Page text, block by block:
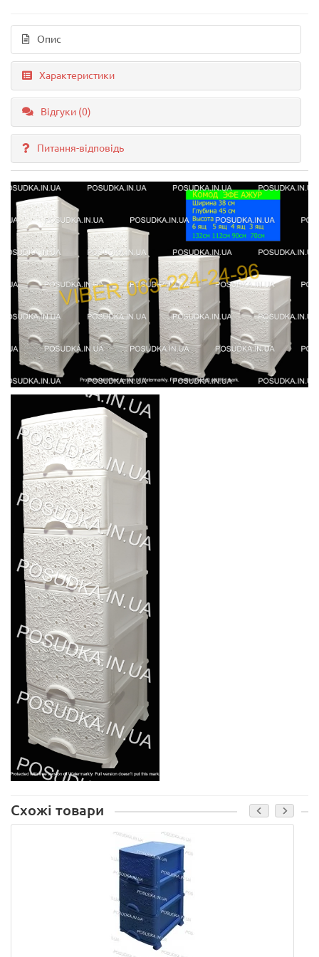
Опис
Характеристики
Відгуки (0)
Питання-відповідь
Схожі товари